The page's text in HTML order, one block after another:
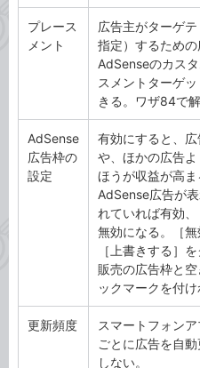
プレース
メント
広告主がターゲ
指定）するための
AdSenseのカス
スメントターゲ
きる。ワザ84で解
AdSense
広告枠の
設定
有効にすると、
や、ほかの広告
ほうが収益が高ま
AdSense広告が
れていれば有効
無効になる。［無
［上書きする］
販売の広告枠と
ックマークを付け
更新頻度
スマートフォン
ごとに広告を自
しない。